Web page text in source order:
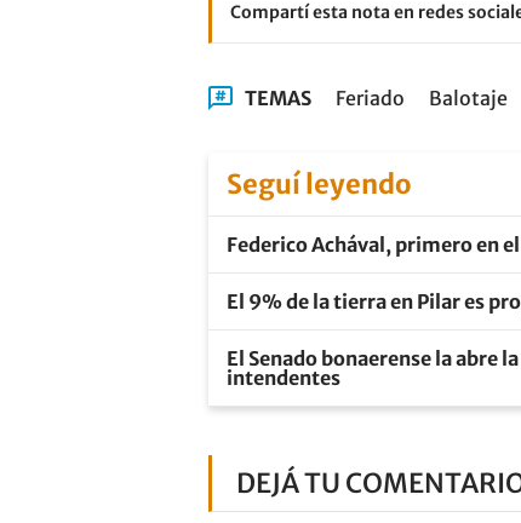
Compartí esta nota en redes
TEMAS Feriado Balotaje
Seguí leyendo
Federico Achával, primero en
El 9% de la tierra en Pilar es
El Senado bonaerense la abre
intendentes
DEJÁ TU